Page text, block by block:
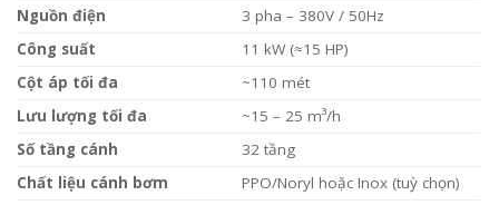
Nguồn điện
3 pha – 380V / 50Hz
Công suất
11 kW (≈15 HP)
Cột áp tối đa
~110 mét
Lưu lượng tối đa
~15 – 25 m³/h
Số tầng cánh
32 tầng
Chất liệu cánh bơm
PPO/Noryl hoặc Inox (tuỳ chọn)